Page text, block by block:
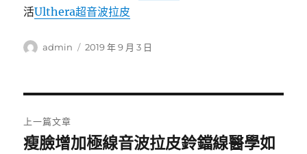
活Ulthera超音波拉皮
作
admin
發
2019 年 9 月 3 日
章
上一篇文章
上
瘦臉增加極線音波拉皮鈴鐺線醫學如